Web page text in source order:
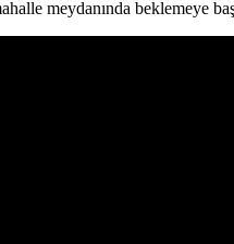
meydanında beklemeye